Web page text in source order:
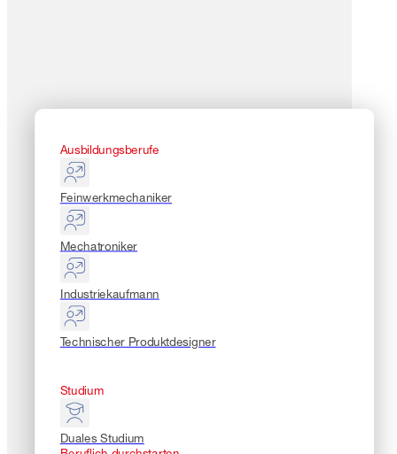
Ausbildungsberufe
Feinwerkmechaniker
Mechatroniker
Industriekaufmann
Technischer Produktdesigner
Studium
Duales Studium